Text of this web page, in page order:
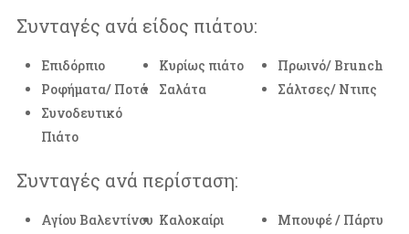
Συνταγές ανά είδος πιάτου:
Επιδόρπιο Κυρίως πιάτο
Πρωινό/ Brunch
Ροφήματα/ Ποτά
Σαλάτα
Σάλτσες/ Ντιπς
Συνοδευτικό
Πιάτο
Συνταγές ανά περίσταση:
Αγίου Βαλεντίνου Καλοκαίρι
Μπουφέ / Πάρτυ